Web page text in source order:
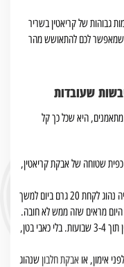
גבוהות של קריאטין בשריר
שמאפשר לכם להתאושש מהר
שעובדות
היא שכל כך קל
כפית שטוחה של אבקת קריאטין,
פעם היה נהוג לקחת 20 גרם ביום למשך
מראים שזה ממש לא חובה.
אם תיקחו 5 גרם כל יום, המחסנים יתמלאו לחלוטין תוך 3-4 שבועות. בלי כאבי בטן,
אימון, או אבקת חלבוןשנהוג